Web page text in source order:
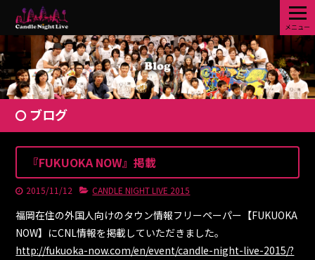
メニュー
ブログ
『FUKUOKA NOW』掲載
2015/11/12 CANDLE NIGHT LIVE 2015
福岡在住の外国人向けのタウン情報フリーペーパー【FUKUOKA
NOW】にCNL情報を掲載していただきました。
http://fukuoka-now.com/en/event/candle-night-live-2015/?